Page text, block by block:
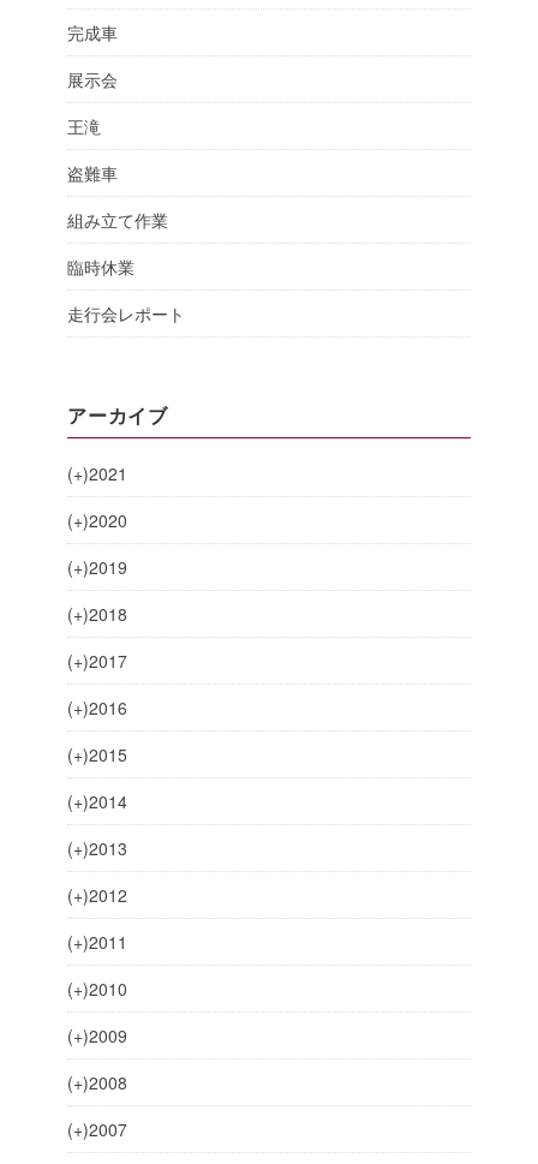
完成車
展示会
王滝
盗難車
組み立て作業
臨時休業
走行会レポート
アーカイブ
(+)2021
(+)2020
(+)2019
(+)2018
(+)2017
(+)2016
(+)2015
(+)2014
(+)2013
(+)2012
(+)2011
(+)2010
(+)2009
(+)2008
(+)2007